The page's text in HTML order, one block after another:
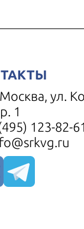
ул.
1
123-82-61